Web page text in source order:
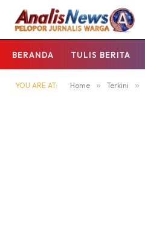
BERANDA TULIS BERITA
YOU ARE AT: Home » Terkini »